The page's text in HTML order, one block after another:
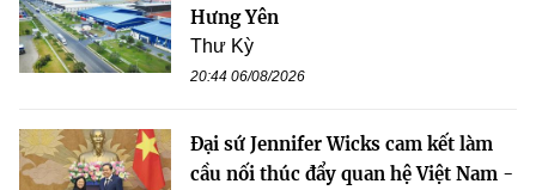
Hưng Yên
Thư Kỳ
20:44 06/08/2026
Đại sứ Jennifer Wicks cam kết làm
cầu nối thúc đẩy quan hệ Việt Nam -